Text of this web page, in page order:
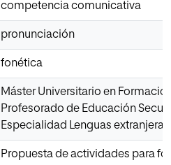
competencia comunicativa
pronunciación
fonética
Máster Universitario en
Profesorado de Educación
Especialidad Lenguas extranjeras
Propuesta de actividades para